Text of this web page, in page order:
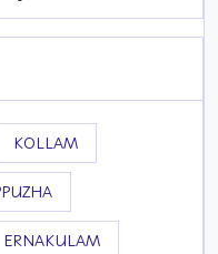
KOLLAM
ERNAKULAM